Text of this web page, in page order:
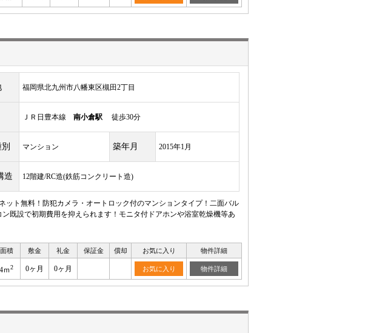
福岡県北九州市八幡東区槻田2丁目
ＪＲ日豊本線 南小倉駅 徒歩30分
マンション 築年月 2015年1月
造 12階建/RC造(鉄筋コンクリート造)
ット無料！防犯カメラ・オートロック付のマンションタイプ！二面バル
既設で初期費用を抑えられます！モニタ付ドアホンや浴室乾燥機等あ
積 敷金 礼金 保証金 償却 お気に入り 物件詳細
ｍ2 0ヶ月 0ヶ月 お気に入り 物件詳細